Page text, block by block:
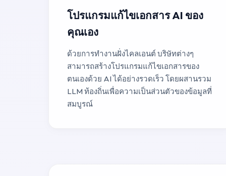
โปรแกรมแก้ไขเอกสาร AI ของ
คุณเอง
ด้วยการทำงานฝั่งไคลเอนต์ บริษัทต่างๆ
สามารถสร้างโปรแกรมแก้ไขเอกสารของ
ตนเองด้วย AI ได้อย่างรวดเร็ว โดยผสานรวม
LLM ท้องถิ่นเพื่อความเป็นส่วนตัวของข้อมูลที่
สมบูรณ์